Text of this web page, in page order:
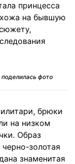
принцесса
на бывшую
поделилась фото
брюки
на низком
Образ
золотая
знаменитая